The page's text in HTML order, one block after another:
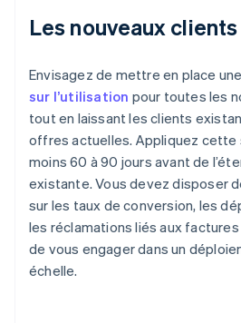
Les nouveaux clients
Envisagez de mettre en place
sur l’utilisation pour toutes les
tout en laissant les clients
offres actuelles. Appliquez cette
moins 60 à 90 jours avant de
existante. Vous devez disposer
sur les taux de conversion, les
les réclamations liés aux
de vous engager dans un
échelle.